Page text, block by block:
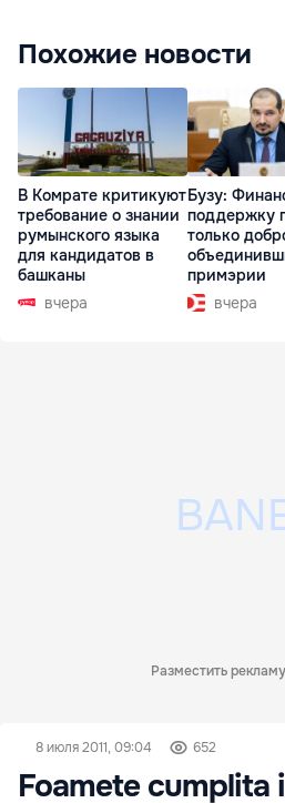
Похожие новости
В Комрате критикуют
требование о знании
румынского языка
для кандидатов в
башканы
вчера
Бузу:
поддержку
только
примэрии
вчера
Разместить
8 июля 2011, 09:04 652
Foamete cumplita